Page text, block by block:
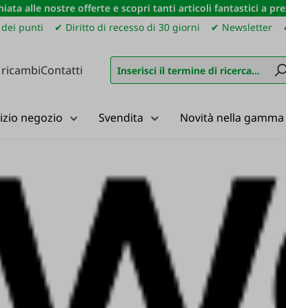
alle nostre offerte e scopri tanti articoli fantastici a
punti ✔ Diritto di recesso di 30 giorni ✔ Newsletter
Contatti
negozio Svendita Novità nella gamma